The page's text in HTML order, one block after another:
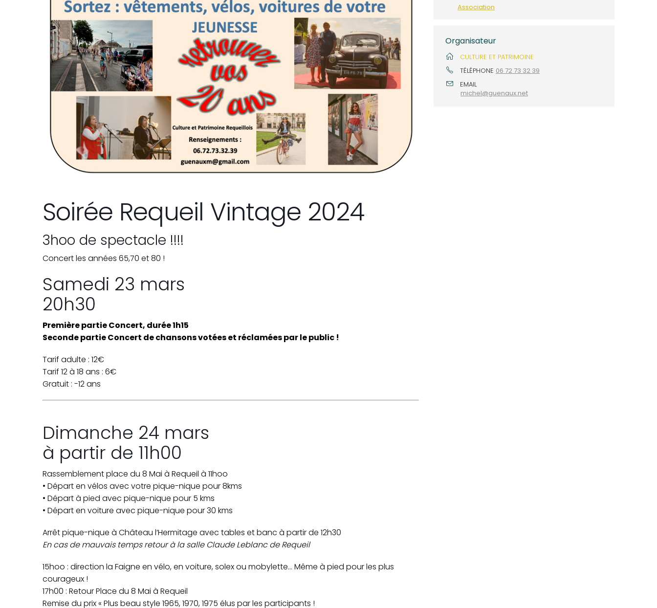
Soirée Requeil Vintage 2024
3hoo de spectacle !!!!
Concert les années 65,70 et 80 !
Samedi 23 mars
20h30
Première partie Concert, durée 1h15
Seconde partie Concert de chansons votées et réclamées par le public !
Tarif adulte : 12€
Tarif 12 à 18 ans : 6€
Gratuit : -12 ans
Dimanche 24 mars
à partir de 11h00
Rassemblement place du 8 Mai à Requeil à 11hoo
• Départ en vélos avec votre pique-nique pour 8kms
• Départ à pied avec pique-nique pour 5 kms
• Départ en voiture avec pique-nique pour 30 kms
Arrêt pique-nique à Château l’Hermitage avec tables et banc à partir de 12h30
En cas de mauvais temps retour à la salle Claude Leblanc de Requeil
15hoo : direction la Faigne en vélo, en voiture, solex ou mobylette… Même à pied pour les plus
courageux !
17h00 : Retour Place du 8 Mai à Requeil
Remise du prix « Plus beau style 1965, 1970, 1975 élus par les participants !
Association
Organisateur
CULTURE ET PATRIMOINE
TÉLÉPHONE 06 72 73 32 39
EMAIL
michel@guenaux.net